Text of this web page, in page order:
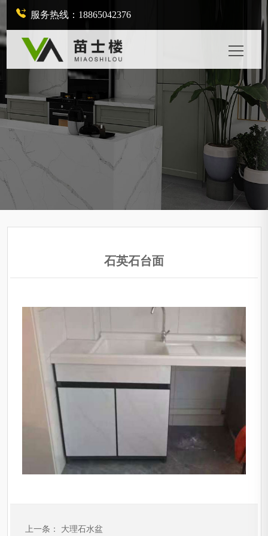
服务热线：18865042376
石英石台面
上一条： 大理石水盆